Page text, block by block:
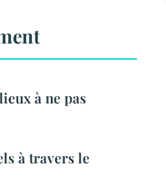
à ne pas
à travers le